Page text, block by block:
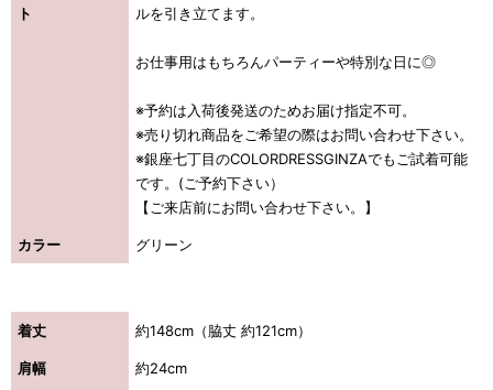
ト
ルを引き立てます。
お仕事用はもちろんパーティーや特別な日に◎
※予約は入荷後発送のためお届け指定不可。
※売り切れ商品をご希望の際はお問い合わせ下さい。
※銀座七丁目のCOLORDRESSGINZAでもご試着可能
です。(ご予約下さい）
【ご来店前にお問い合わせ下さい。】
カラー グリーン
着丈 約148cm（脇丈 約121cm）
肩幅 約24cm